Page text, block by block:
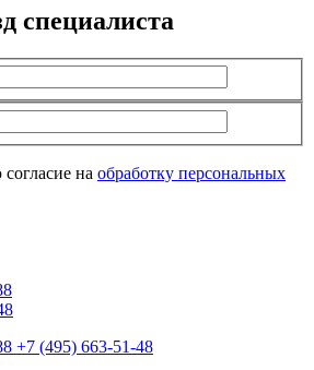
специалиста
на обработку персональных
+7 (495) 663-51-48